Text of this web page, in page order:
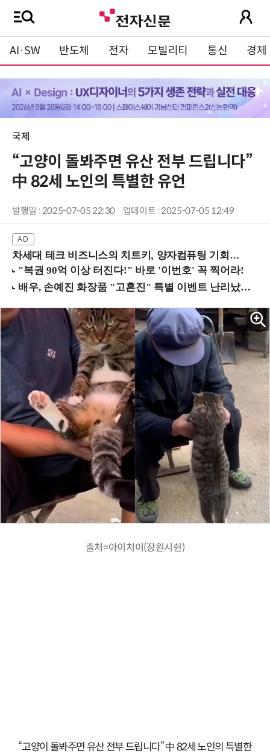
AI·SW 반도체 전자 모빌리티 통신 경제
국제
“고양이 돌봐주면 유산 전부 드립니다”
中 82세 노인의 특별한 유언
발행일 : 2025-07-05 22:30 업데이트 : 2025-07-05 12:49
차세대 테크 비즈니스의 치트키, 양자컴퓨팅 기회를 선점하라! (8/28 강남역)
출처=아이치이(장원시쉰)
“고양이 돌봐주면 유산 전부 드립니다” 中 82세 노인의 특별한